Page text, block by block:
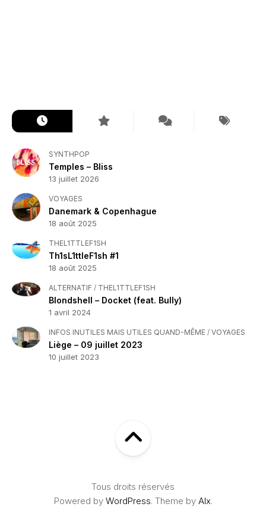
SYNTHPOP
Temples – Bliss
13 juillet 2026
VOYAGES
Danemark & Copenhague
18 août 2025
THEL1TTLEF1SH
Th1sL1ttleF1sh #1
18 août 2025
ALTERNATIF / THEL1TTLEF1SH
Blondshell – Docket (feat. Bully)
1 avril 2024
INFOS INUTILES MAIS UTILES QUAND-MÊME / VOYAGES
Liège – 09 juillet 2023
10 juillet 2023
Tous droits réservés
Powered by WordPress. Theme by Alx.